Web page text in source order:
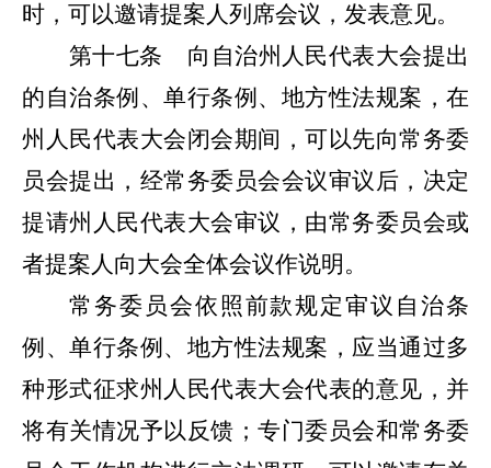
时，可以邀请提案人列席会议，发表意见。
第十七条
向自治州人民代表大会提出
的自治条例、单行条例、地方性法规案，在
州人民代表大会闭会期间，可以先向常务委
员会提出，经常务委员会会议审议后，决定
提请州人民代表大会审议，由常务委员会或
者提案人向大会全体会议作说明。
常务委员会依照前款规定审议自治条
例、单行条例、地方性法规案，应当通过多
种形式征求州人民代表大会代表的意见，并
将有关情况予以反馈；专门委员会和常务委